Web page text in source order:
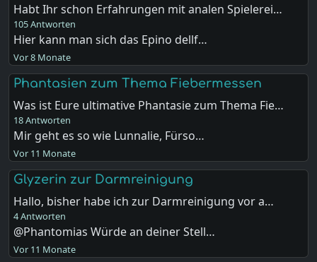
Habt Ihr schon Erfahrungen mit analen Spielerei…
105 Antworten
Hier kann man sich das Epino dellf…
Vor 8 Monate
Phantasien zum Thema Fiebermessen
Was ist Eure ultimative Phantasie zum Thema Fie…
18 Antworten
Mir geht es so wie Lunnalie, Fürso…
Vor 11 Monate
Glyzerin zur Darmreinigung
Hallo, bisher habe ich zur Darmreinigung vor a…
4 Antworten
@Phantomias Würde an deiner Stell…
Vor 11 Monate